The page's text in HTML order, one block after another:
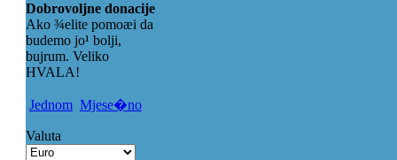
Dobrovoljne donacije
Ako ¾elite pomoæi da
budemo jo¹ bolji,
bujrum. Veliko
HVALA!
Jednom Mjese�no
Valuta